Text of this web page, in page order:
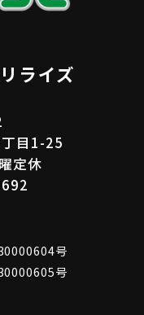
ライズ
目1-25
定休
号
号